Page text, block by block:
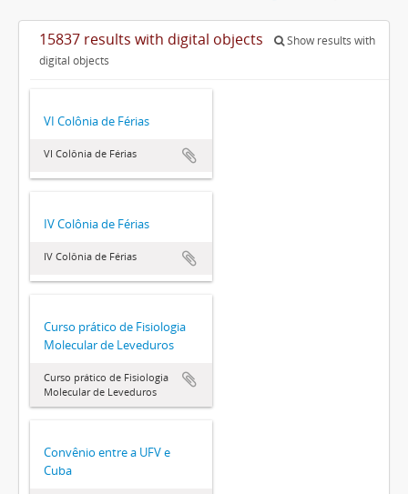
15837 results with digital objects
Show results with
digital objects
VI Colônia de Férias
VI Colônia de Férias
IV Colônia de Férias
IV Colônia de Férias
Curso prático de Fisiologia
Molecular de Leveduros
Curso prático de Fisiologia
Molecular de Leveduros
Convênio entre a UFV e
Cuba